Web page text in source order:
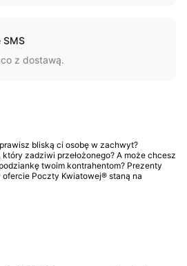
SMS
z dostawą.
bliską ci osobę w zachwyt?
zadziwi przełożonego? A może chcesz
twoim kontrahentom? Prezenty
Poczty Kwiatowej® staną na